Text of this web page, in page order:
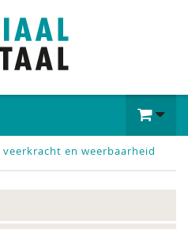
en weerbaarheid